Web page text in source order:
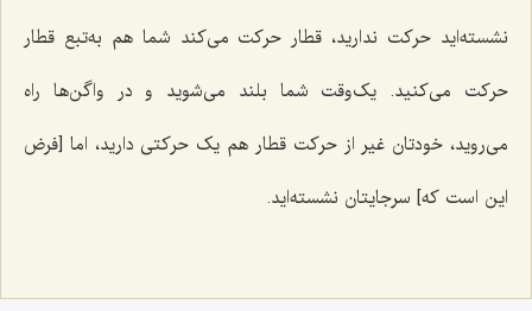
نشسته‌اید حرکت ندارید، قطار حرکت مى‌کند شما هم به‌تبع قطار
حرکت می‌کنید. یک‌وقت شما بلند مى‌شوید و در واگن‌ها راه
مى‌روید، خودتان غیر از حرکت قطار هم یک حرکتى دارید، اما [فرض
این است که] سرجایتان نشسته‌اید.